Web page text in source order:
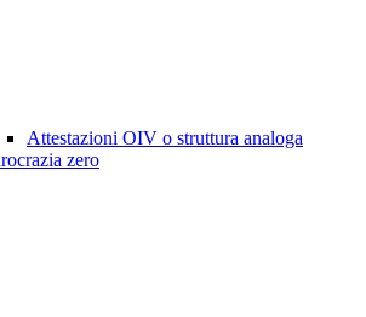
Attestazioni OIV o struttura analoga
zero